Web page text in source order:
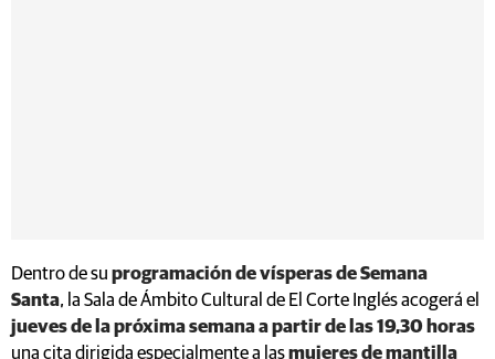
Dentro de su programación de vísperas de Semana
Santa, la Sala de Ámbito Cultural de El Corte Inglés acogerá el
jueves de la próxima semana a partir de las 19,30 horas
una cita dirigida especialmente a lasmujeres de mantilla